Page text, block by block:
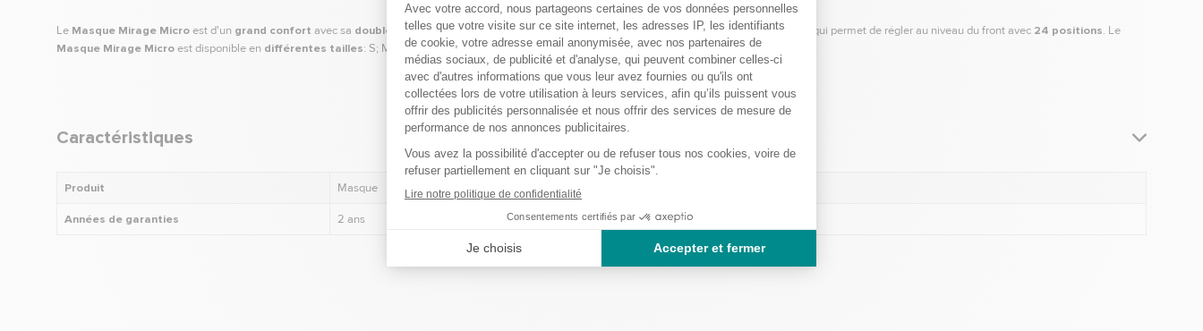
Caractéristiques
Produit Masque
Années de garanties 2 ans
Le Masque Mirage Microest d'un grand confort avec sa double jupequi permet uneexcellente étanchéité durant son sommeil. Il a unemolette qui permet de régler au niveau du front avec 24 positions. Le
Masque Mirage Microest disponible en différentes tailles: S; M/L; L/SHALLOW.